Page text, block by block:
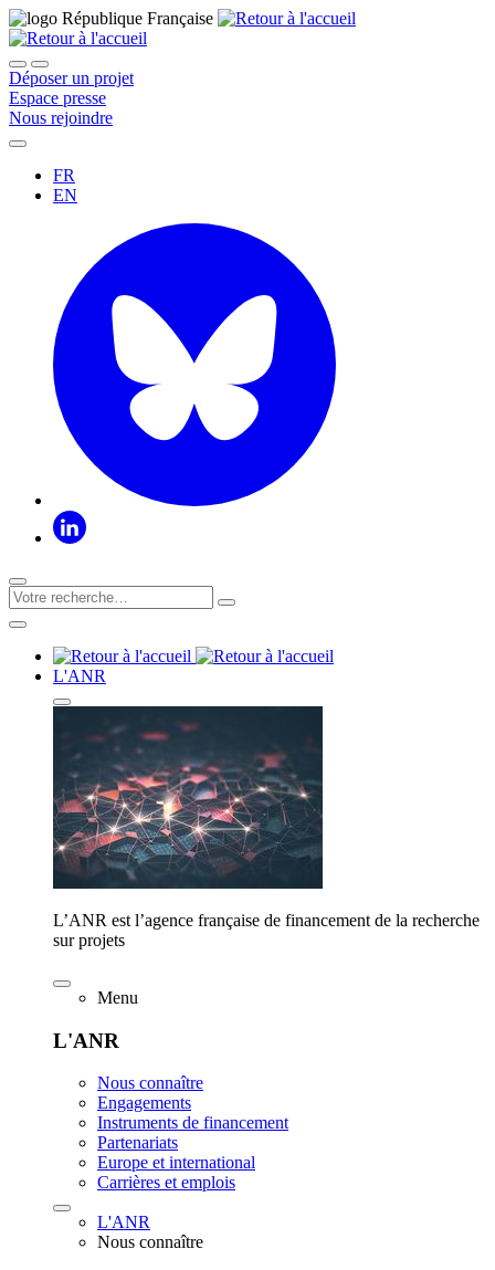
Déposer un projet
Espace presse
Nous rejoindre
FR
EN
L'ANR
L’ANR est l’agence française de financement de la recherche
sur projets
Menu
L'ANR
Nous connaître
Engagements
Instruments de financement
Partenariats
Europe et international
Carrières et emplois
L'ANR
Nous connaître